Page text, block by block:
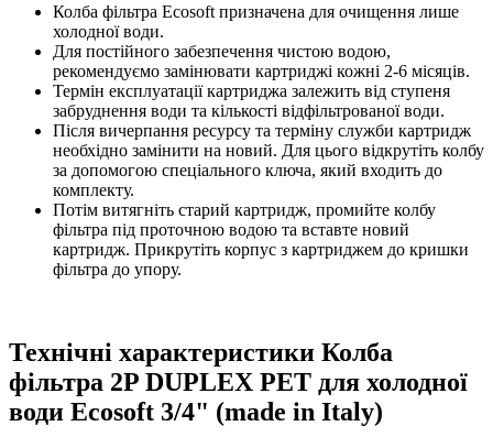
Колба фільтра Ecosoft призначена для очищення лише
холодної води.
Для постійного забезпечення чистою водою,
рекомендуємо замінювати картриджі кожні 2-6 місяців.
Термін експлуатації картриджа залежить від ступеня
забруднення води та кількості відфільтрованої води.
Після вичерпання ресурсу та терміну служби картридж
необхідно замінити на новий. Для цього відкрутіть колбу
за допомогою спеціального ключа, який входить до
комплекту.
Потім витягніть старий картридж, промийте колбу
фільтра під проточною водою та вставте новий
картридж. Прикрутіть корпус з картриджем до кришки
фільтра до упору.
Технічні характеристики Колба
фільтра 2P DUPLEX РЕТ для холодної
води Ecosoft 3/4" (made in Italy)